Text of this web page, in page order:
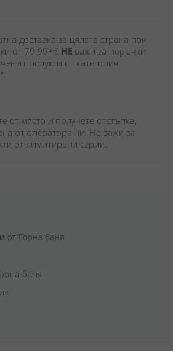
доставка за цялата страна при
от 79.99+€ НЕ важи за поръчки
продукти от категория
от място и получете отстъпка,
от оператора ни. Не важи за
от лимитирани серии.
от Горна баня
баня